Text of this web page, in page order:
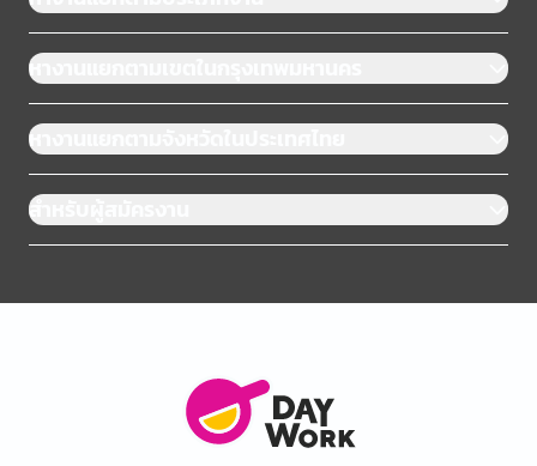
หางานแยกตามเขตในกรุงเทพมหานคร
หางานแยกตามจังหวัดในประเทศไทย
สำหรับผู้สมัครงาน